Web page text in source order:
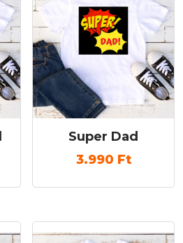
Super Dad
3.990 Ft